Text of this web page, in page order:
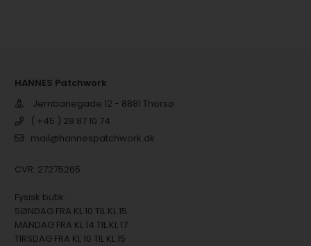
HANNES Patchwork
Jernbanegade 12 - 8881 Thorsø
( +45 ) 29 87 10 74
mail@hannespatchwork.dk
CVR: 27275265
Fysisk butik:
SØNDAG FRA KL 10 TIL KL 15
MANDAG FRA KL 14 TIL KL 17
TIRSDAG FRA KL 10 TIL KL 15